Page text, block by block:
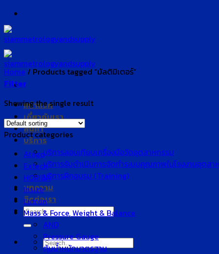
Skip
to
content
หน้าแรก
เกี่ยวกับเรา
สินค้า
บริการ
บริการสอบเทียบเครื่องมือวัดอุตสาหกรรม
บริการรับดำเนินการจัดทำระบบคุณภาพในโรงงานอุตสา
บริการฝึกอบรม (Training)
บทความ
ติดต่อเรา
Search
for:
Search
Home / Products tagged “มัลติมิเตอร์”
Filter
Showing the single result
Product categories
Atago
Extech
HORIBA
Insize
Lutron
Mass & Force, Weight & Balance
AND
Pressure Gauge
ตุ้มน้ำหนักมาตรฐาน